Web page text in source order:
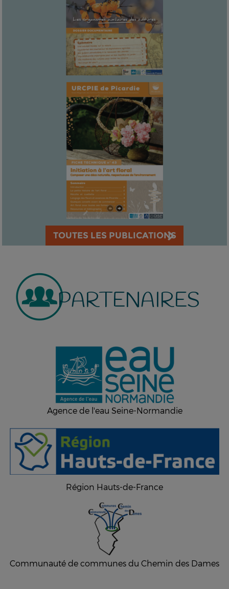
TOUTES LES PUBLICATIONS
PARTENAIRES
Agence de l'eau Seine-Normandie
Région Hauts-de-France
Communauté de communes du Chemin des Dames